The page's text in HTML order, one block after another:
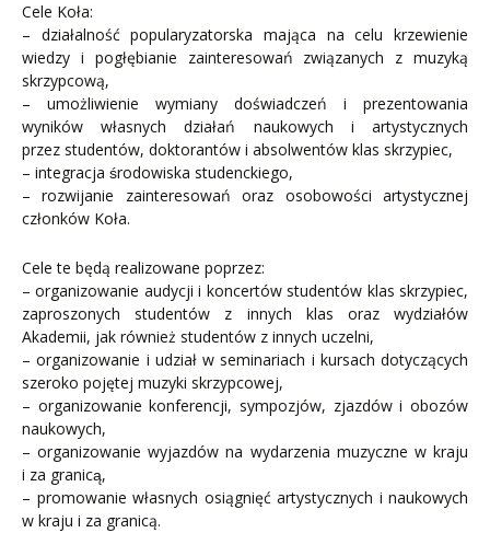
Cele Koła:
– działalność popularyzatorska mająca na celu krzewienie
wiedzy i pogłębianie zainteresowań związanych z muzyką
skrzypcową,
– umożliwienie wymiany doświadczeń i prezentowania
wyników własnych działań naukowych i artystycznych
przez studentów, doktorantów i absolwentów klas skrzypiec,
– integracja środowiska studenckiego,
– rozwijanie zainteresowań oraz osobowości artystycznej
członków Koła.
Cele te będą realizowane poprzez:
– organizowanie audycji i koncertów studentów klas skrzypiec,
zaproszonych studentów z innych klas oraz wydziałów
Akademii, jak również studentów z innych uczelni,
– organizowanie i udział w seminariach i kursach dotyczących
szeroko pojętej muzyki skrzypcowej,
– organizowanie konferencji, sympozjów, zjazdów i obozów
naukowych,
– organizowanie wyjazdów na wydarzenia muzyczne w kraju
i za granicą,
– promowanie własnych osiągnięć artystycznych i naukowych
w kraju i za granicą.